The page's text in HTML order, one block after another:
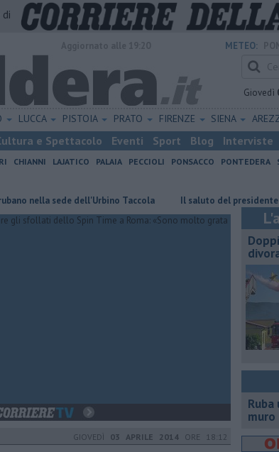
METEO:
Giovedì
LUCCA PISTOIA PRATO FIRENZE SIENA
e Spettacolo Eventi Sport Blog Interviste
CHIANNI LAJATICO PALAIA PECCIOLI PONSACCO PONTEDERA
sede dell'Urbino Taccola Il saluto del presidente di
GIOVEDÌ 03 APRILE 2014 ORE 18:12
muro